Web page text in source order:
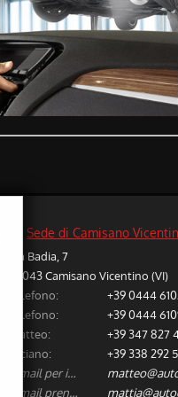
Sede di Camisano
Via Badia, 7
36043 Camisano Vicentino (VI)
Telefono:
+39 0444
Telefono:
+39 0444
Matteo:
+39 347 827
Luciano:
+39 338 292
E-mail per info vetture nuove/usate:
E-mail prenotazione/preventivi riparazioni: